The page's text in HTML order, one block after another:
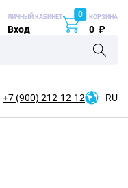
ЛИЧНЫЙ КАБИНЕТ
Вход
0 КОРЗИНА
0 ₽
+7 (900) 212-12-12 RU